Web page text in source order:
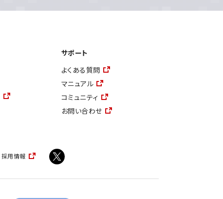
サポート
よくある質問
マニュアル
コミュニティ
お問い合わせ
採用情報